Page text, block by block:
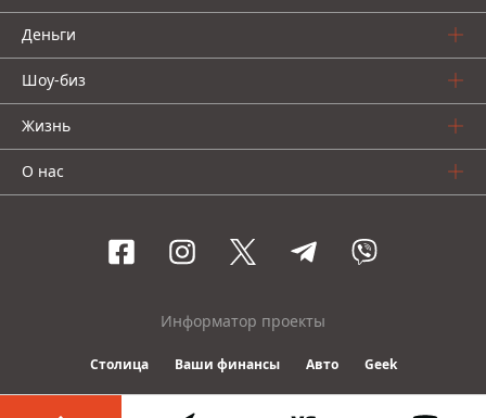
Деньги
Шоу-биз
Жизнь
О нас
Информатор проекты
Столица Ваши финансы Авто Geek